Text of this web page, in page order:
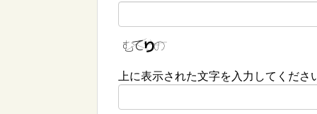
上に表示された文字を入力してくださ